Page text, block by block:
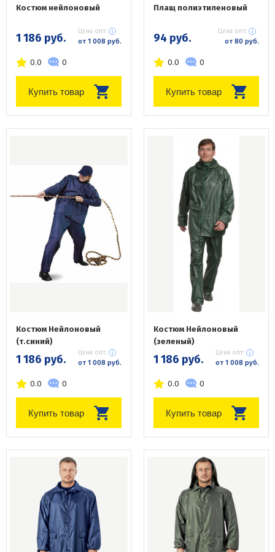
Костюм нейлоновый
1 186 руб. Цена опт:
от 1 008 руб.
0.0 0
Купить товар
Плащ полиэтиленовый
94 руб. Цена опт:
от 80 руб.
0.0 0
Купить товар
Костюм Нейлоновый
(т.синий)
1 186 руб. Цена опт:
от 1 008 руб.
0.0 0
Купить товар
Костюм Нейлоновый
(зеленый)
1 186 руб. Цена опт:
от 1 008 руб.
0.0 0
Купить товар